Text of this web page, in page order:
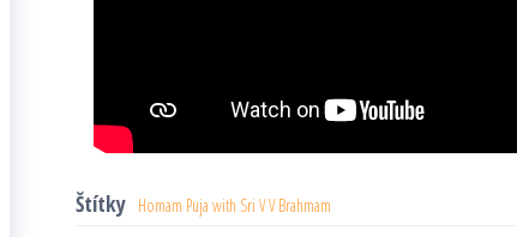
Štítky Homam Puja with Sri V V Brahmam